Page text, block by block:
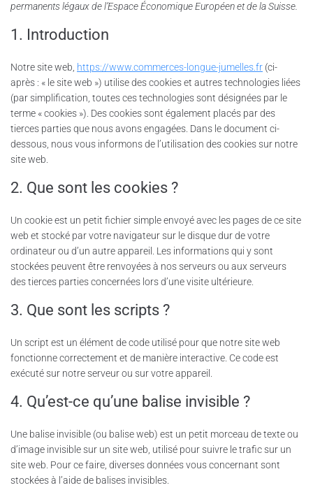
permanents légaux de l’Espace Économique Européen et de la Suisse.
1. Introduction
Notre site web, https://www.commerces-longue-jumelles.fr (ci-
après : « le site web ») utilise des cookies et autres technologies liées
(par simplification, toutes ces technologies sont désignées par le
terme « cookies »). Des cookies sont également placés par des
tierces parties que nous avons engagées. Dans le document ci-
dessous, nous vous informons de l’utilisation des cookies sur notre
site web.
2. Que sont les cookies ?
Un cookie est un petit fichier simple envoyé avec les pages de ce site
web et stocké par votre navigateur sur le disque dur de votre
ordinateur ou d’un autre appareil. Les informations qui y sont
stockées peuvent être renvoyées à nos serveurs ou aux serveurs
des tierces parties concernées lors d’une visite ultérieure.
3. Que sont les scripts ?
Un script est un élément de code utilisé pour que notre site web
fonctionne correctement et de manière interactive. Ce code est
exécuté sur notre serveur ou sur votre appareil.
4. Qu’est-ce qu’une balise invisible ?
Une balise invisible (ou balise web) est un petit morceau de texte ou
d’image invisible sur un site web, utilisé pour suivre le trafic sur un
site web. Pour ce faire, diverses données vous concernant sont
stockées à l’aide de balises invisibles.